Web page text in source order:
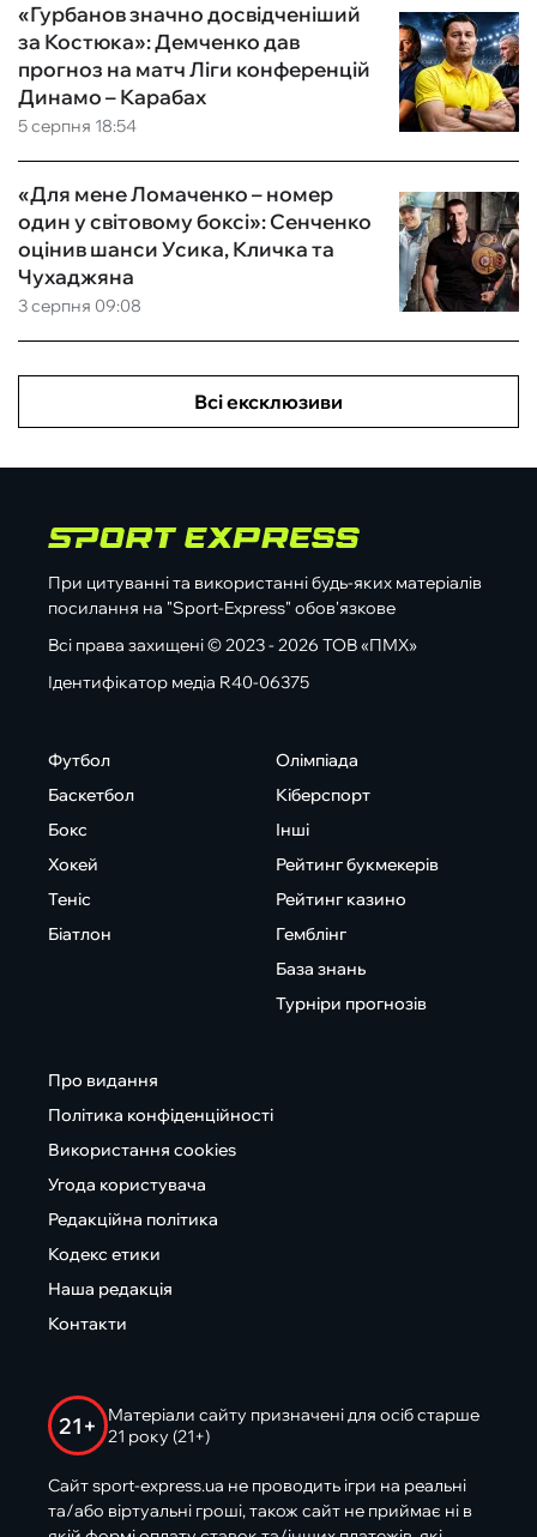
5 серпня 18:54
«Гурбанов значно досвідченіший
за Костюка»: Демченко дав
прогноз на матч Ліги конференцій
Динамо – Карабах
3 серпня 09:08
«Для мене Ломаченко – номер
один у світовому боксі»: Сенченко
оцінив шанси Усика, Кличка та
Чухаджяна
Всі ексклюзиви
При цитуванні та використанні будь-яких матеріалів
посилання на "Sport-Express" обов'язкове
Всі права захищені © 2023 - 2026 ТОВ «ПМХ»
Ідентифікатор медіа R40-06375
Футбол
Баскетбол
Бокс
Хокей
Теніс
Біатлон
Олімпіада
Кіберспорт
Інші
Рейтинг букмекерів
Рейтинг казино
Гемблінг
База знань
Турніри прогнозів
Про видання
Політика конфіденційності
Використання cookies
Угода користувача
Редакційна політика
Кодекс етики
Наша редакція
Контакти
21+
Матеріали сайту призначені для осіб старше
21 року (21+)
Сайт sport-express.ua не проводить ігри на реальні
та/або віртуальні гроші, також сайт не приймає ні в